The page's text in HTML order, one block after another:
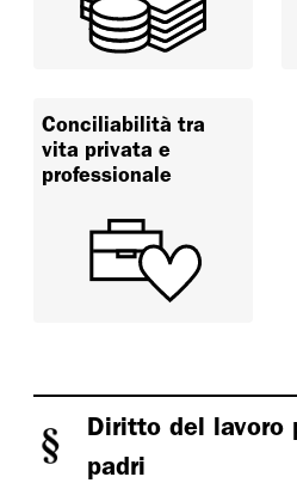
Conciliabilità tra
vita privata e
professionale
Diritto del lavoro
padri